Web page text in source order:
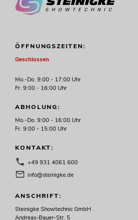
ÖFFNUNGSZEITEN:
Geschlossen
Mo.-Do. 9:00 - 17:00 Uhr
Fr. 9:00 - 16:00 Uhr
ABHOLUNG:
Mo.-Do. 9:00 - 16:00 Uhr
Fr. 9:00 - 15:00 Uhr
KONTAKT:
+49 931 4061 600
info@steinigke.de
ANSCHRIFT:
Steinigke Showtechnic GmbH
Andreas-Bauer-Str. 5